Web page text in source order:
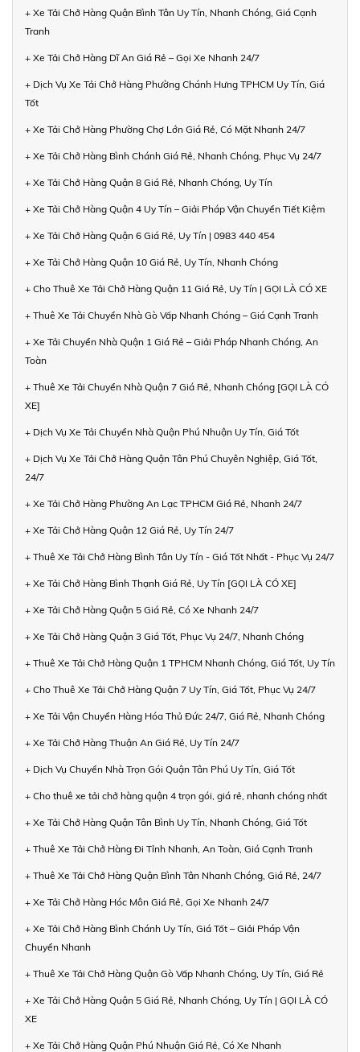
+ Xe Tải Chở Hàng Quận Bình Tân Uy Tín, Nhanh Chóng, Giá Cạnh
Tranh
+ Xe Tải Chở Hàng Dĩ An Giá Rẻ – Gọi Xe Nhanh 24/7
+ Dịch Vụ Xe Tải Chở Hàng Phường Chánh Hưng TPHCM Uy Tín, Giá
Tốt
+ Xe Tải Chở Hàng Phường Chợ Lớn Giá Rẻ, Có Mặt Nhanh 24/7
+ Xe Tải Chở Hàng Bình Chánh Giá Rẻ, Nhanh Chóng, Phục Vụ 24/7
+ Xe Tải Chở Hàng Quận 8 Giá Rẻ, Nhanh Chóng, Uy Tín
+ Xe Tải Chở Hàng Quận 4 Uy Tín – Giải Pháp Vận Chuyển Tiết Kiệm
+ Xe Tải Chở Hàng Quận 6 Giá Rẻ, Uy Tín | 0983 440 454
+ Xe Tải Chở Hàng Quận 10 Giá Rẻ, Uy Tín, Nhanh Chóng
+ Cho Thuê Xe Tải Chở Hàng Quận 11 Giá Rẻ, Uy Tín | GỌI LÀ CÓ XE
+ Thuê Xe Tải Chuyển Nhà Gò Vấp Nhanh Chóng – Giá Cạnh Tranh
+ Xe Tải Chuyển Nhà Quận 1 Giá Rẻ – Giải Pháp Nhanh Chóng, An
Toàn
+ Thuê Xe Tải Chuyển Nhà Quận 7 Giá Rẻ, Nhanh Chóng [GỌI LÀ CÓ
XE]
+ Dịch Vụ Xe Tải Chuyển Nhà Quận Phú Nhuận Uy Tín, Giá Tốt
+ Dịch Vụ Xe Tải Chở Hàng Quận Tân Phú Chuyên Nghiệp, Giá Tốt,
24/7
+ Xe Tải Chở Hàng Phường An Lạc TPHCM Giá Rẻ, Nhanh 24/7
+ Xe Tải Chở Hàng Quận 12 Giá Rẻ, Uy Tín 24/7
+ Thuê Xe Tải Chở Hàng Bình Tân Uy Tín - Giá Tốt Nhất - Phục Vụ 24/7
+ Xe Tải Chở Hàng Bình Thạnh Giá Rẻ, Uy Tín [GỌI LÀ CÓ XE]
+ Xe Tải Chở Hàng Quận 5 Giá Rẻ, Có Xe Nhanh 24/7
+ Xe Tải Chở Hàng Quận 3 Giá Tốt, Phục Vụ 24/7, Nhanh Chóng
+ Thuê Xe Tải Chở Hàng Quận 1 TPHCM Nhanh Chóng, Giá Tốt, Uy Tín
+ Cho Thuê Xe Tải Chở Hàng Quận 7 Uy Tín, Giá Tốt, Phục Vụ 24/7
+ Xe Tải Vận Chuyển Hàng Hóa Thủ Đức 24/7, Giá Rẻ, Nhanh Chóng
+ Xe Tải Chở Hàng Thuận An Giá Rẻ, Uy Tín 24/7
+ Dịch Vụ Chuyển Nhà Trọn Gói Quận Tân Phú Uy Tín, Giá Tốt
+ Cho thuê xe tải chở hàng quận 4 trọn gói, giá rẻ, nhanh chóng nhất
+ Xe Tải Chở Hàng Quận Tân Bình Uy Tín, Nhanh Chóng, Giá Tốt
+ Thuê Xe Tải Chở Hàng Đi Tỉnh Nhanh, An Toàn, Giá Cạnh Tranh
+ Thuê Xe Tải Chở Hàng Quận Bình Tân Nhanh Chóng, Giá Rẻ, 24/7
+ Xe Tải Chở Hàng Hóc Môn Giá Rẻ, Gọi Xe Nhanh 24/7
+ Xe Tải Chở Hàng Bình Chánh Uy Tín, Giá Tốt – Giải Pháp Vận
Chuyển Nhanh
+ Thuê Xe Tải Chở Hàng Quận Gò Vấp Nhanh Chóng, Uy Tín, Giá Rẻ
+ Xe Tải Chở Hàng Quận 5 Giá Rẻ, Nhanh Chóng, Uy Tín | GỌI LÀ CÓ
XE
+ Xe Tải Chở Hàng Quận Phú Nhuận Giá Rẻ, Có Xe Nhanh